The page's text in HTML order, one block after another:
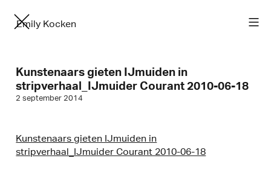
Emily Kocken
Kunstenaars gieten IJmuiden in
stripverhaal_IJmuider Courant 2010-06-18
2 september 2014
Kunstenaars gieten IJmuiden in
stripverhaal_IJmuider Courant 2010-06-18